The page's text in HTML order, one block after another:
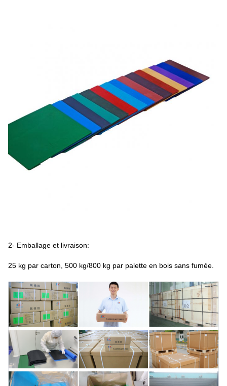
2- Emballage et livraison:
25 kg par carton, 500 kg/800 kg par palette en bois sans fumée.